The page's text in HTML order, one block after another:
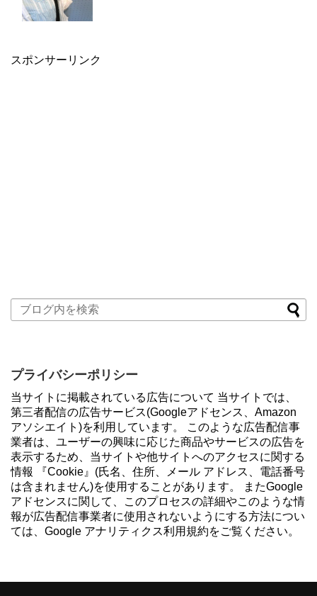
スポンサーリンク
プライバシーポリシー
当サイトに掲載されている広告について 当サイトでは、
第三者配信の広告サービス(Googleアドセンス、Amazon
アソシエイト)を利用しています。 このような広告配信事
業者は、ユーザーの興味に応じた商品やサービスの広告を
表示するため、当サイトや他サイトへのアクセスに関する
情報 『Cookie』(氏名、住所、メール アドレス、電話番号
は含まれません)を使用することがあります。 またGoogle
アドセンスに関して、このプロセスの詳細やこのような情
報が広告配信事業者に使用されないようにする方法につい
ては、Google アナリティクス利用規約をご覧ください。